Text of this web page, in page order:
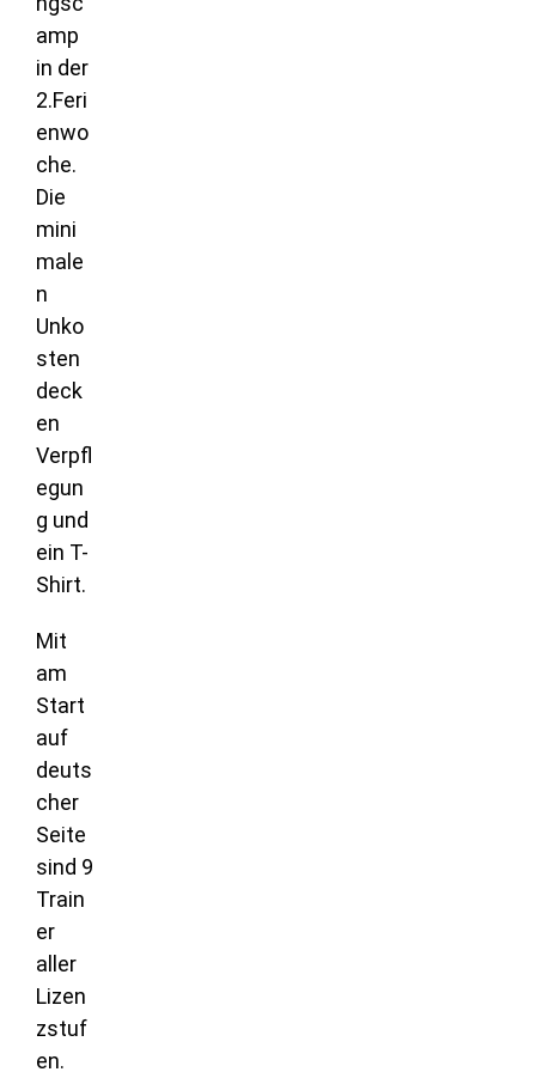
amp
in der
2.Feri
enwo
che.
Die
mini
male
n
Unko
sten
deck
en
Verpfl
egun
g und
ein T-
Shirt.
Mit
am
Start
auf
deuts
cher
Seite
sind 9
Train
er
aller
Lizen
zstuf
en.